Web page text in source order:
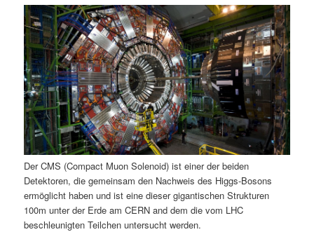
ä
r
e
n
I
n
h
n
d
ä
r
e
n
I
n
a
v
i
g
a
t
i
o
n
Der CMS (Compact Muon Solenoid) ist einer der beiden
Detektoren, die gemeinsam den Nachweis des Higgs-Bosons
ermöglicht haben und ist eine dieser gigantischen Strukturen
100m unter der Erde am CERN and dem die vom LHC
beschleunigten Teilchen untersucht werden.